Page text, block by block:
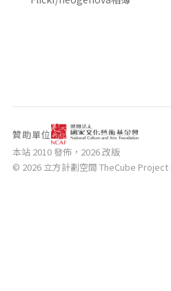
贊助單位
本站 2010 發佈，2026 改版
© 2026 立方計劃空間 TheCube Project